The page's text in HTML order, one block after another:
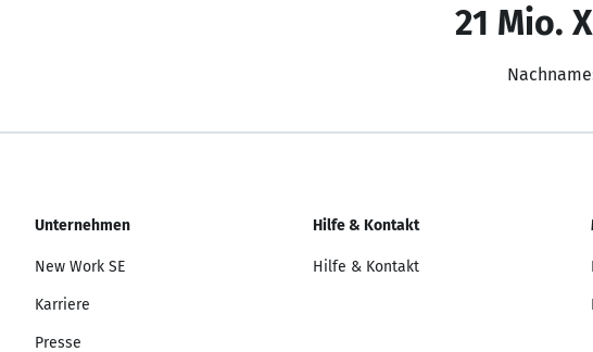
21 Mio.
Unternehmen
New Work SE
Karriere
Presse
Hilfe & Kontakt
Hilfe & Kontakt